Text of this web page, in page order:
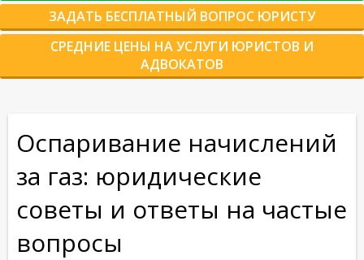
ЗАДАТЬ БЕСПЛАТНЫЙ ВОПРОС ЮРИСТУ
СРЕДНИЕ ЦЕНЫ НА УСЛУГИ ЮРИСТОВ И
АДВОКАТОВ
Оспаривание начислений
за газ: юридические
советы и ответы на частые
вопросы